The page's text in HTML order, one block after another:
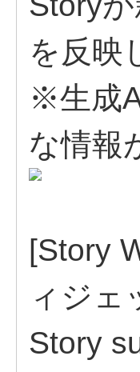
を反映
※生成
な情報
[Story
ィジェ
Story